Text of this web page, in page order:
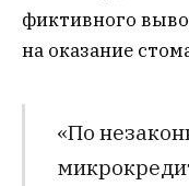
фиктивного
на оказание
«По